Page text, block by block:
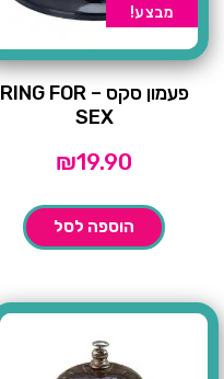
מבצע!
פעמון סקס – RING FOR
SEX
₪19.90
הוספה לסל